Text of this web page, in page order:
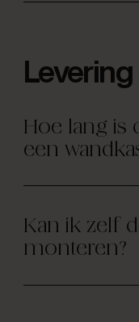
Hoe lang is
een
Kan ik zelf
monteren?